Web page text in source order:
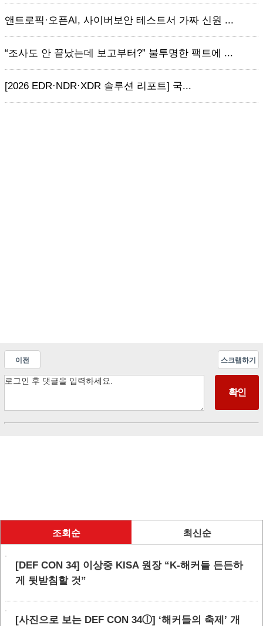
앤트로픽·오픈AI, 사이버보안 테스트서 가짜 신원 ...
“조사도 안 끝났는데 보고부터?” 불투명한 팩트에 ...
[2026 EDR·NDR·XDR 솔루션 리포트] 국...
이전 스크랩하기
조회순 최신순
[DEF CON 34] 이상중 KISA 원장 “K-해커들 든든하
게 뒷받침할 것”
[사진으로 보는 DEF CON 34ⓛ] ‘해커들의 축제’ 개